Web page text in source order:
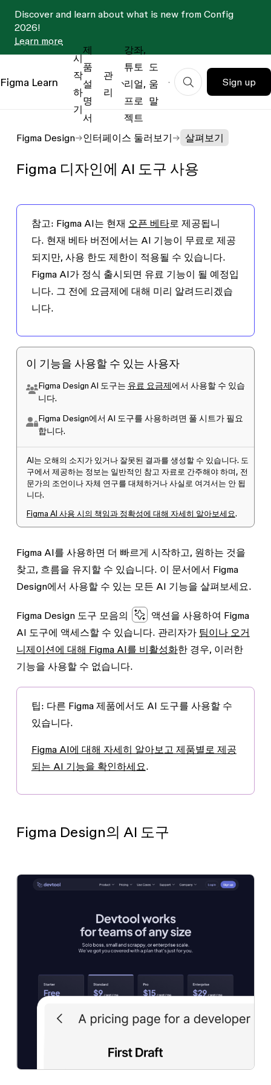
Discover and learn about what is new from Config
2026!
Learn more
Figma Learn
시
작
하
기
제
품
설
명
서
관
리
강좌,
튜토
리얼,
프로
젝트
도
움
말
Sign up
Figma Design 인터페이스 둘러보기 살펴보기
Figma 디자인에 AI 도구 사용
참고: Figma AI는 현재 오픈 베타로 제공됩니
다. 현재 베타 버전에서는 AI 기능이 무료로 제공
되지만, 사용 한도 제한이 적용될 수 있습니다.
Figma AI가 정식 출시되면 유료 기능이 될 예정입
니다. 그 전에 요금제에 대해 미리 알려드리겠습
니다.
이 기능을 사용할 수 있는 사용자
Figma Design AI 도구는 유료 요금제에서 사용할 수 있습
니다.
Figma Design에서 AI 도구를 사용하려면 풀 시트가 필요
합니다.
AI는 오해의 소지가 있거나 잘못된 결과를 생성할 수 있습니다. 도
구에서 제공하는 정보는 일반적인 참고 자료로 간주해야 하며, 전
문가의 조언이나 자체 연구를 대체하거나 사실로 여겨서는 안 됩
니다.
Figma AI 사용 시의 책임과 정확성에 대해 자세히 알아보세요.
Figma AI를 사용하면 더 빠르게 시작하고, 원하는 것을
찾고, 흐름을 유지할 수 있습니다. 이 문서에서 Figma
Design에서 사용할 수 있는 모든 AI 기능을 살펴보세요.
Figma Design 도구 모음의 액션을 사용하여 Figma
AI 도구에 액세스할 수 있습니다. 관리자가 팀이나 오거
니제이션에 대해 Figma AI를 비활성화한 경우, 이러한
기능을 사용할 수 없습니다.
팁: 다른 Figma 제품에서도 AI 도구를 사용할 수
있습니다.
Figma AI에 대해 자세히 알아보고 제품별로 제공
되는 AI 기능을 확인하세요.
Figma Design의 AI 도구